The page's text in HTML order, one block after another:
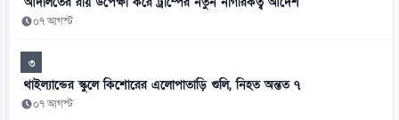
০৭ আগস্ট
৩
থাইল্যান্ডের স্কুলে কিশোরের এলোপাতাড়ি গুলি, নিহত অন্তত ৭
০৭ আগস্ট